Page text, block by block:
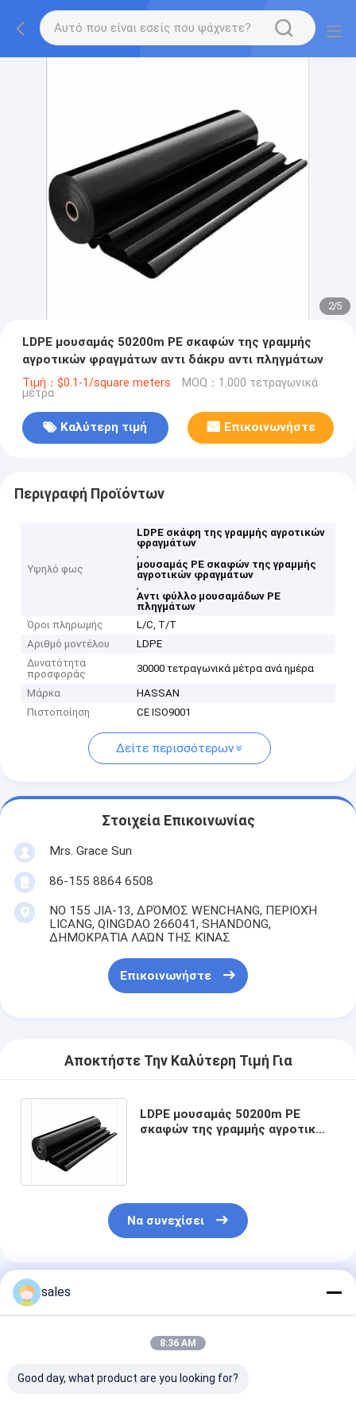
2/5
LDPE μουσαμάς 50200m PE σκαφών της γραμμής
αγροτικών φραγμάτων αντι δάκρυ αντι πληγμάτων
Τιμή：$0.1-1/square meters MOQ：1.000 τετραγωνικά
μέτρα
Καλύτερη τιμή Επικοινωνήστε
Περιγραφή Προϊόντων
Υψηλό φως
LDPE σκάφη της γραμμής αγροτικών
φραγμάτων
,
μουσαμάς PE σκαφών της γραμμής
αγροτικών φραγμάτων
,
Αντι φύλλο μουσαμάδων PE
πληγμάτων
Όροι πληρωμής
L/C, T/T
Αριθμό μοντέλου
LDPE
Δυνατότητα
προσφοράς
30000 τετραγωνικά μέτρα ανά ημέρα
Μάρκα
HASSAN
Πιστοποίηση
CE ISO9001
Δείτε περισσότερων
Στοιχεία Επικοινωνίας
Mrs. Grace Sun
86-155 8864 6508
ΝΟ 155 JIA-13, ΔΡΌΜΟΣ WENCHANG, ΠΕΡΙΟΧΉ
LICANG, QINGDAO 266041, SHANDONG,
ΔΗΜΟΚΡΑΤΊΑ ΛΑΏΝ ΤΗΣ ΚΊΝΑΣ
Επικοινωνήστε
Αποκτήστε Την Καλύτερη Τιμή Για
LDPE μουσαμάς 50200m PE
σκαφών της γραμμής αγροτικών
Να συνεχίσει
Συνιστώμενα Προϊόντα
sales
8:36 AM
Good day, what product are you looking for?